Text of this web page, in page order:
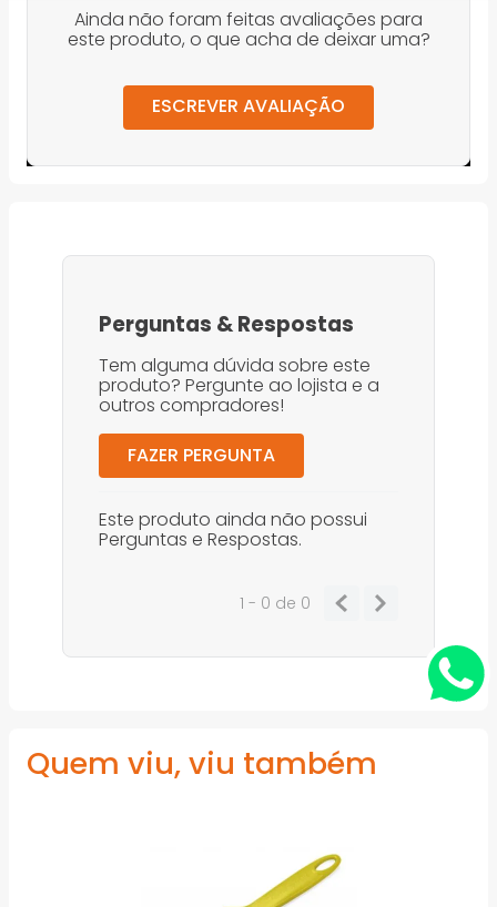
Ainda não foram feitas avaliações para
este produto, o que acha de deixar uma?
ESCREVER AVALIAÇÃO
Perguntas &Respostas
Tem alguma dúvida sobre este
produto? Pergunte ao lojista e a
outros compradores!
FAZER PERGUNTA
Este produto ainda não possui
Perguntas e Respostas.
1 - 0 de 0
Quem viu, viu também